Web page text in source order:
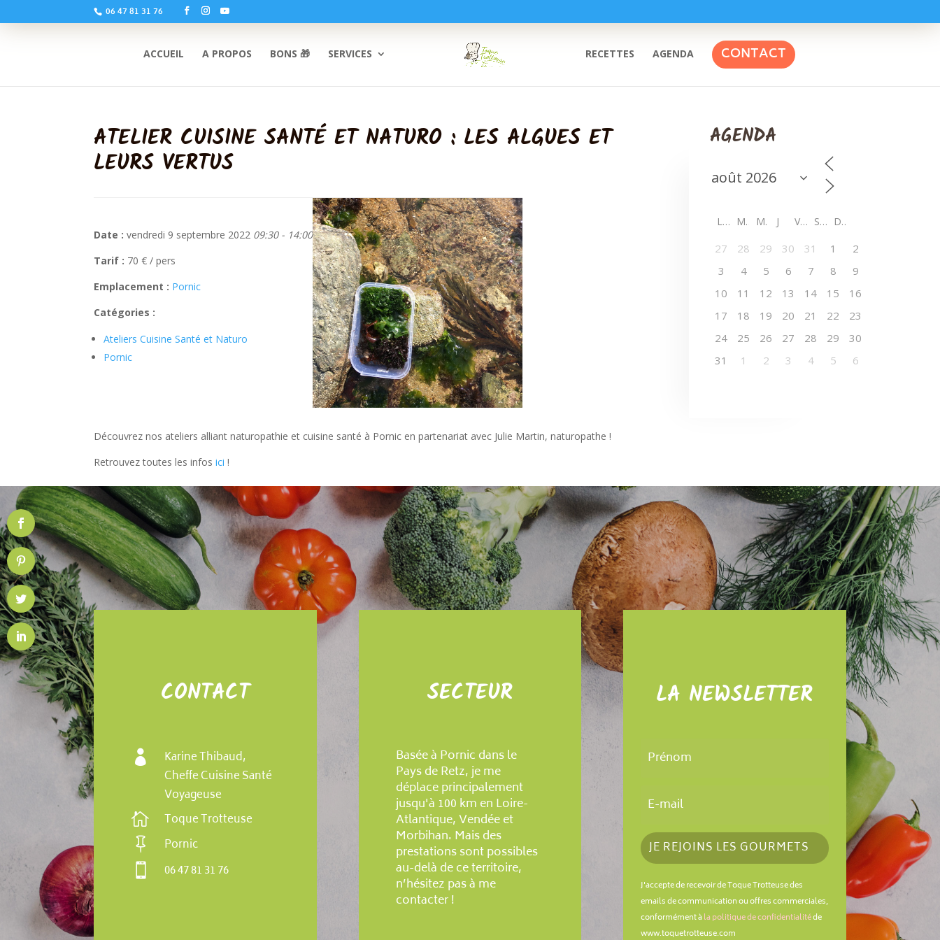
06 47 81 31 76
ACCUEIL A PROPOS BONS 🎁 SERVICES RECETTES AGENDA CONTACT
ATELIER CUISINE SANTÉ ET NATURO : LES ALGUES ET
LEURS VERTUS
Date : vendredi 9 septembre 2022 09:30 - 14:00
Tarif : 70 € / pers
Emplacement : Pornic
Catégories :
Ateliers Cuisine Santé et Naturo
Pornic
Découvrez nos ateliers alliant naturopathie et cuisine santé à Pornic en partenariat avec Julie Martin, naturopathe !
Retrouvez toutes les infosici!
AGENDA
L M M J V S D
27 28 29 30 31 1
2
3
4 5 6 7 8
9
10
11 12 13 14 15
16
17
18 19 20 21 22
23
24
25 26 27 28 29
30
31
1 2 3 4 5 6
CONTACT

Karine Thibaud,
Cheffe Cuisine Santé
Voyageuse
 Toque Trotteuse
 Pornic
06 47 81 31 76
SECTEUR
Basée à Pornic dans le
Pays de Retz, je me
déplace principalement
jusqu'à 100 km en Loire-
Atlantique, Vendée et
Morbihan. Mais des
prestations sont possibles
au-delà de ce territoire,
n’hésitez pas à me
contacter !
LA NEWSLETTER
JE REJOINS LES GOURMETS
J'accepte de recevoir de Toque Trotteuse des
emails de communication ou offres commerciales,
conformément àla politique de confidentialitéde
www.toquetrotteuse.com